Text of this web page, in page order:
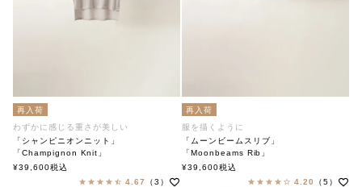
再入荷
わずかに感じる重さが美しい
「シャンピニオンニット」
「Champignon Knit」
soutiencollar（ステンカラー）
¥39,600税込
4.67
（3）
再入荷
服を描くように
「ムーンビームスリブ」
「Moonbeams Rib」
soutiencollar（ステンカラー）
¥39,600税込
4.20
（5）